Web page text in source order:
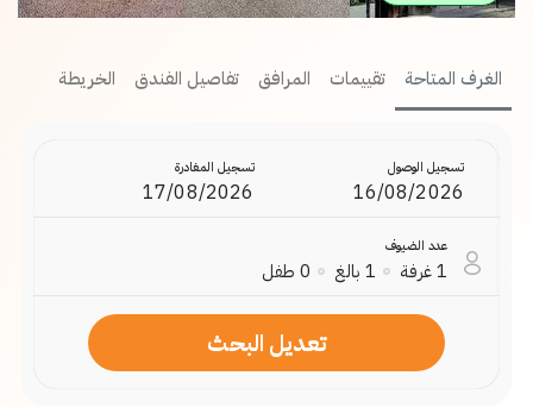
الغرف المتاحة تقييمات المرافق تفاصيل الفندق الخريطة
تسجيل الوصول تسجيل المغادرة
عدد الضيوف
1غرفة 1 بالغ 0 طفل
تعديل البحث